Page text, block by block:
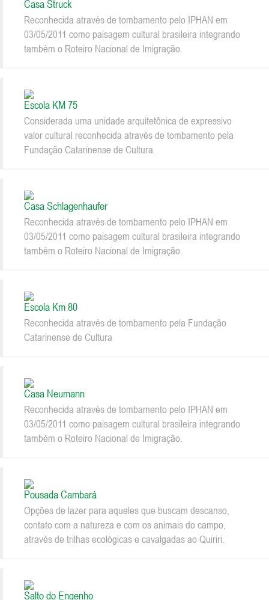
Casa Struck
Reconhecida através de tombamento pelo IPHAN em
03/05/2011 como paisagem cultural brasileira integrando
também o Roteiro Nacional de Imigração.
Escola KM 75
Considerada uma unidade arquitetônica de expressivo
valor cultural reconhecida através de tombamento pela
Fundação Catarinense de Cultura.
Casa Schlagenhaufer
Reconhecida através de tombamento pelo IPHAN em
03/05/2011 como paisagem cultural brasileira integrando
também o Roteiro Nacional de Imigração.
Escola Km 80
Reconhecida através de tombamento pela Fundação
Catarinense de Cultura
Casa Neumann
Reconhecida através de tombamento pelo IPHAN em
03/05/2011 como paisagem cultural brasileira integrando
também o Roteiro Nacional de Imigração.
Pousada Cambará
Opções de lazer para aqueles que buscam descanso,
contato com a natureza e com os animais do campo,
através de trilhas ecológicas e cavalgadas ao Quiriri.
Salto do Engenho